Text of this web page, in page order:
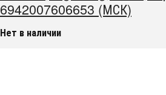
6942007606653 (МСК)
Нет в наличии